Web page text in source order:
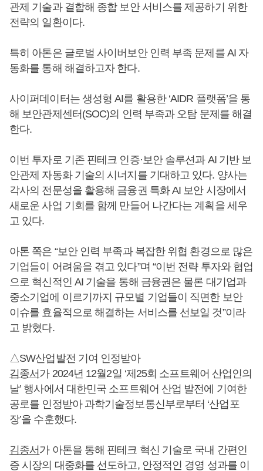
관제 기술과 결합해 종합 보안 서비스를 제공하기 위한
전략의 일환이다.
특히 아톤은 글로벌 사이버보안 인력 부족 문제를 AI 자
동화를 통해 해결하고자 한다.
사이퍼데이터는 생성형 AI를 활용한 ‘AIDR 플랫폼’을 통
해 보안관제센터(SOC)의 인력 부족과 오탐 문제를 해결
한다.
이번 투자로 기존 핀테크 인증·보안 솔루션과 AI 기반 보
안관제 자동화 기술의 시너지를 기대하고 있다. 양사는
각사의 전문성을 활용해 금융권 특화 AI 보안 시장에서
새로운 사업 기회를 함께 만들어 나간다는 계획을 세우
고 있다.
아톤 쪽은 “보안 인력 부족과 복잡한 위협 환경으로 많은
기업들이 어려움을 겪고 있다”며 “이번 전략 투자와 협업
으로 혁신적인 AI 기술을 통해 금융권은 물론 대기업과
중소기업에 이르기까지 규모별 기업들이 직면한 보안
이슈를 효율적으로 해결하는 서비스를 선보일 것”이라
고 밝혔다.
△SW산업발전 기여 인정받아
김종서가 2024년 12월2일 ‘제25회 소프트웨어 산업인의
날’ 행사에서 대한민국 소프트웨어 산업 발전에 기여한
공로를 인정받아 과학기술정보통신부로부터 ‘산업포
장’을 수훈했다.
김종서가 아톤을 통해 핀테크 혁신 기술로 국내 간편인
증 시장의 대중화를 선도하고, 안정적인 경영 성과를 이